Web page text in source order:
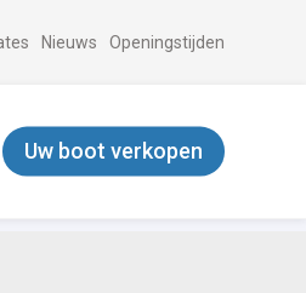
Nieuws Openingstijden
Uw boot verkopen